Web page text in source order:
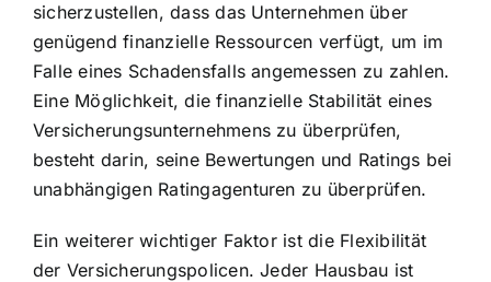
sicherzustellen, dass das Unternehmen über
genügend finanzielle Ressourcen verfügt, um im
Falle eines Schadensfalls angemessen zu zahlen.
Eine Möglichkeit, die finanzielle Stabilität eines
Versicherungsunternehmens zu überprüfen,
besteht darin, seine Bewertungen und Ratings bei
unabhängigen Ratingagenturen zu überprüfen.
Ein weiterer wichtiger Faktor ist die Flexibilität
der Versicherungspolicen. Jeder Hausbau ist